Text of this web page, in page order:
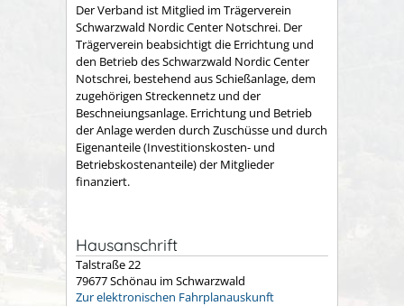
Der Verband ist Mitglied im Trägerverein
Schwarzwald Nordic Center Notschrei. Der
Trägerverein beabsichtigt die Errichtung und
den Betrieb des Schwarzwald Nordic Center
Notschrei, bestehend aus Schießanlage, dem
zugehörigen Streckennetz und der
Beschneiungsanlage. Errichtung und Betrieb
der Anlage werden durch Zuschüsse und durch
Eigenanteile (Investitionskosten- und
Betriebskostenanteile) der Mitglieder
finanziert.
Hausanschrift
Talstraße 22
79677Schönau im Schwarzwald
Zur elektronischen Fahrplanauskunft